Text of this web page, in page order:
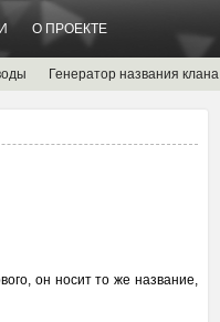
О ПРОЕКТЕ
Генератор названия клана
он носит то же название,